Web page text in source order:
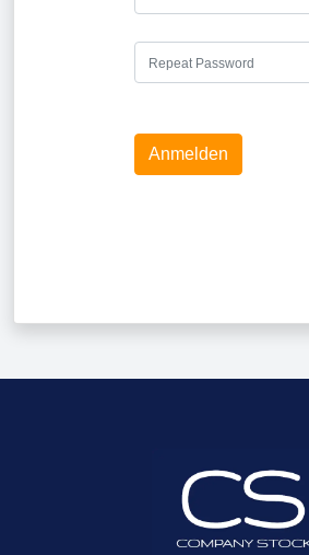
Anmelden